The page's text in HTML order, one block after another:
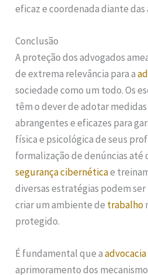
eficaz e coordenada diante das
Conclusão
A proteção dos advogados
de extrema relevância para a
sociedade como um todo. Os
têm o dever de adotar
abrangentes e eficazes para
física e psicológica de seus
formalização de denúncias até
segurança cibernéticae
diversas estratégias podem
criar um ambiente de trabalho
protegido.
É fundamental que aadvocacia
aprimoramento dos